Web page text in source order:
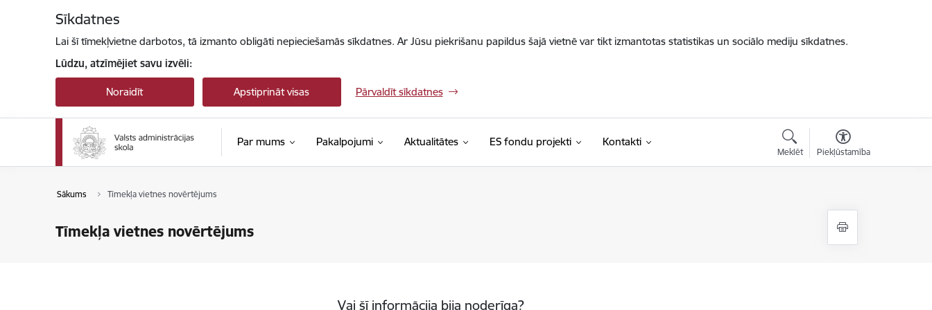
Sīkdatnes
Lai šī tīmekļvietne darbotos, tā izmanto obligāti nepieciešamās sīkdatnes. Ar Jūsu piekrišanu papildus šajā vietnē var tikt izmantotas statistikas un sociālo mediju sīkdatnes.
Lūdzu, atzīmējiet savu izvēli:
Noraidīt Apstiprināt visas Pārvaldīt sīkdatnes
Par mums Pakalpojumi Aktualitātes ES fondu projekti Kontakti
Meklēt Piekļūstamība
Sākums Tīmekļa vietnes novērtējums
Tīmekļa vietnes novērtējums
Vai šī informācija bija noderīga?